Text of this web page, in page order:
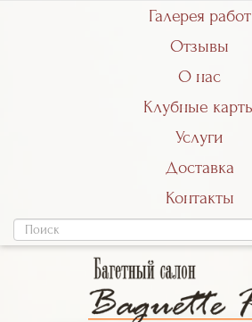
Галерея работ
Отзывы
О нас
Клубные
Услуги
Доставка
Контакты